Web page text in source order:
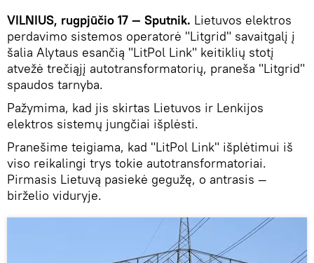
VILNIUS, rugpjūčio 17 — Sputnik. Lietuvos elektros
perdavimo sistemos operatorė "Litgrid" savaitgalį į
šalia Alytaus esančią "LitPol Link" keitiklių stotį
atvežė trečiąjį autotransformatorių, praneša "Litgrid"
spaudos tarnyba.
Pažymima, kad jis skirtas Lietuvos ir Lenkijos
elektros sistemų jungčiai išplėsti.
Pranešime teigiama, kad "LitPol Link" išplėtimui iš
viso reikalingi trys tokie autotransformatoriai.
Pirmasis Lietuvą pasiekė gegužę, o antrasis —
birželio viduryje.